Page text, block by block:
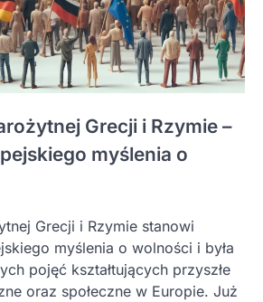
Grecji i Rzymie –
myślenia o
Grecji i Rzymie stanowi
myślenia o wolności i była
pojęć kształtujących przyszłe
oraz społeczne w Europie. Już